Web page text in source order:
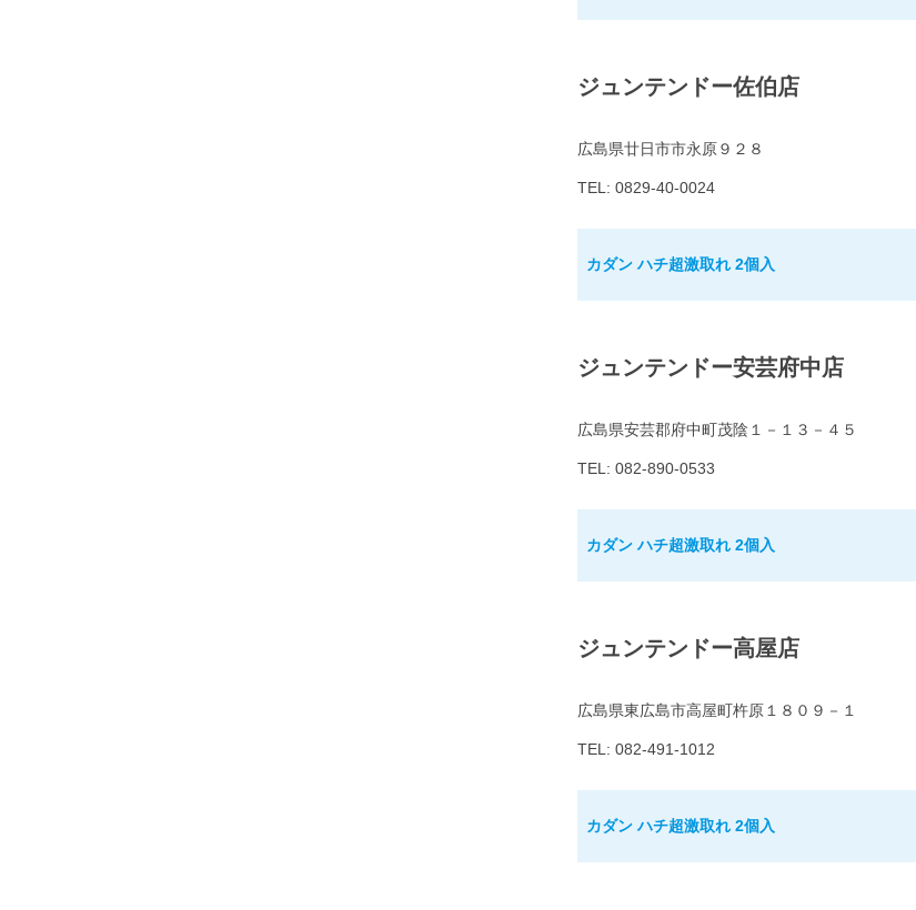
ジュンテンドー佐伯店
広島県廿日市市永原９２８
TEL: 0829-40-0024
カダン ハチ超激取れ 2個入
ジュンテンドー安芸府中店
広島県安芸郡府中町茂陰１－１３－４５
TEL: 082-890-0533
カダン ハチ超激取れ 2個入
ジュンテンドー高屋店
広島県東広島市高屋町杵原１８０９－１
TEL: 082-491-1012
カダン ハチ超激取れ 2個入